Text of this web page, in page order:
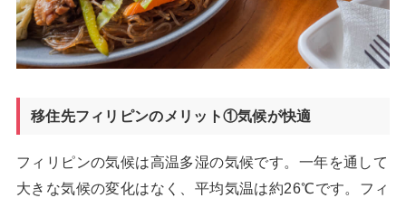
移住先フィリピンのメリット①気候が快適
フィリピンの気候は高温多湿の気候です。一年を通して
大きな気候の変化はなく、平均気温は約26℃です。フィ